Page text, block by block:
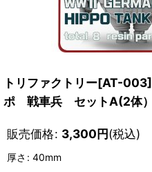
トリファクトリー[AT-
ポ 戦車兵 セットA(2体）
販売価格: 3,300円(税込)
厚さ : 40mm